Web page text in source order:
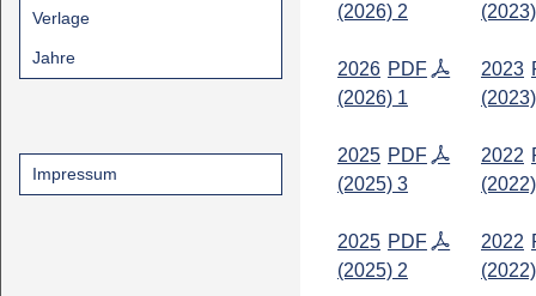
Verlage
Jahre
Impressum
(2026) 2
PDF
2026
(2026) 1
PDF
2025
(2025) 3
PDF
2025
(2025) 2
2023
2022
2022